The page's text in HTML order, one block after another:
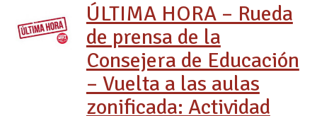
ÚLTIMA HORA – Rueda
de prensa de la
Consejera de Educación
– Vuelta a las aulas
zonificada: Actividad